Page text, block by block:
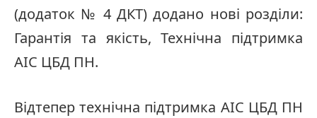
(додаток № 4 ДКТ) додано нові розділи:
Гарантія та якість, Технічна підтримка
АІС ЦБД ПН.
Відтепер технічна підтримка АІС ЦБД ПН